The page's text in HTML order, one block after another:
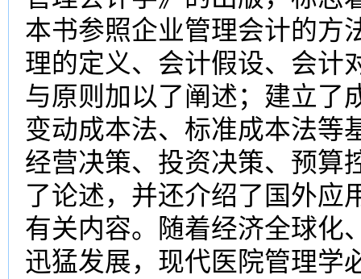
本书参照企业管理会计的方
理的定义、会计假设、会计
与原则加以了阐述；建立了
变动成本法、标准成本法等
经营决策、投资决策、预算
了论述，并还介绍了国外应
有关内容。随着经济全球化
迅猛发展，现代医院管理学